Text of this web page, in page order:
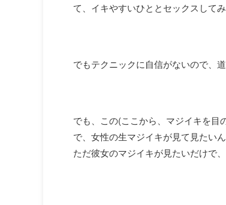
て、イキやすいひととセックスして
でもテクニックに自信がないので、
でも、この(ここから、マジイキを目
で、女性の生マジイキが見て見たい
ただ彼女のマジイキが見たいだけで